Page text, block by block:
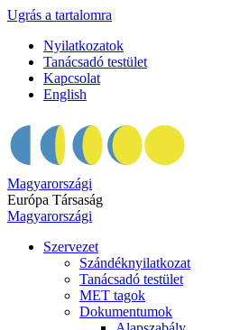
Ugrás a tartalomra
Nyilatkozatok
Tanácsadó testület
Kapcsolat
English
Magyarországi
Európa Társaság
Magyarországi
Szervezet
Szándéknyilatkozat
Tanácsadó testület
MET tagok
Dokumentumok